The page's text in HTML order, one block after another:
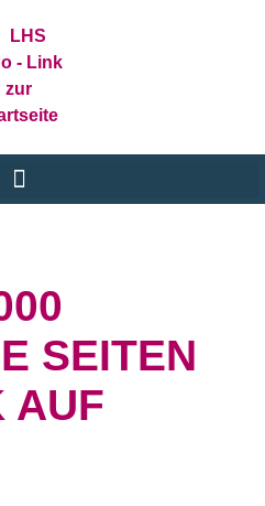
SEITEN
AUF